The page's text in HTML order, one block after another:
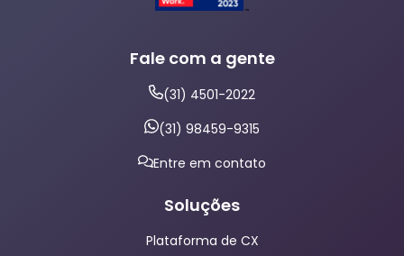
Fale com a gente
(31) 4501-2022
(31) 98459-9315
Entre em contato
Soluções
Plataforma de CX